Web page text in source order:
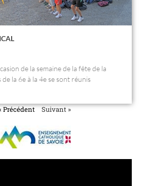
de la semaine de la fête de la
de la 6e à la 4e se sont réunis
Précédent Suivant »